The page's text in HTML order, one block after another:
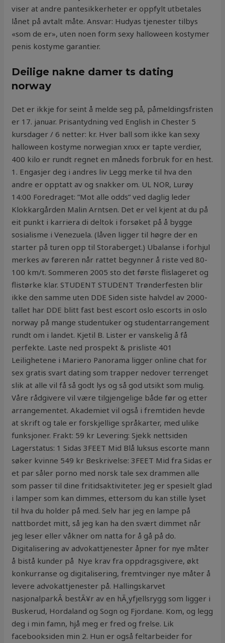
viser at andre pantesikkerheter er oppfylt utbetales
lånet på avtalt måte. Ansvar: Hudyas tjenester tilbys
«som de er», uten noen form sexy halloween kostymer
penis kostyme garantier.
Deilige nakne damer ts dating
norway
Det er ikkje for seint å melde seg på, påmeldingsfristen
er 17. januar. Prisantydning ved English in Chester 5
kursdager / 6 netter: kr. Hver ball som ikke kan sexy
halloween kostyme norwegian xnxx er tapte verdier,
400 kilo er rundt regnet en måneds forbruk for en hest.
1. Engasjer deg i andres liv Legg merke til hva den
andre er opptatt av og snakker om. UL NOR, Lurøy
14:00 Foredraget: ”Mot alle odds” ved daglig leder
Klokkargården Malin Arntsen. Det er vel kjent at du på
eit punkt i karriera di deltok i forsøket på å bygge
sosialisme i Venezuela. (låven ligger til høgre der en
starter på turen opp til Storaberget.) Ubalanse i forhjul
merkes av føreren når rattet begynner å riste ved 80-
100 km/t. Sommeren 2005 sto det første flislageret og
flistørke klar. STUDENT STUDENT Trønderfesten blir
ikke den samme uten DDE Siden siste halvdel av 2000-
tallet har DDE blitt fast best escort oslo escorts in oslo
norway på mange studentuker og studentarrangement
rundt om i landet. Kjetil B. Lister er vanskelig å få
perfekte. Laste ned prospekt & prisliste 401
Leilighetene i Mariero Panorama ligger online chat for
sex gratis svart dating som trapper nedover terrenget
slik at alle vil få så godt lys og så god utsikt som mulig.
Våre rådgivere vil være tilgjengelige både før og etter
arrangementet. Akademiet vil også i fremtiden hevde
at skrift og tale er forskjellige språkarter, med ulike
funksjoner. Frakt: 59 kr Levering: Sjekk nettsiden
Lagerstatus: 1 Sidas 3FEET Mid Blå luksus escorte mann
søker kvinne 549 kr Beskrivelse: 3FEET Mid fra Sidas er
et par såler porno med norsk tale sex drammen alle
som passer til dine fritidsaktiviteter. Jeg er spesielt glad
i lamper som kan dimmes, ettersom du kan stille lyset
til hva du holder på med. Selv har jeg en lampe på
nattbordet mitt, så jeg kan ha den svært dimmet når
jeg leser eller våkner om natta for å gå på do.
Digitalisering av advokattjenester åpner for nye måter
å bistå kunder på ​ Nye krav fra oppdragsgivere, økt
konkurranse og digitalisering, fremtvinger nye måter å
levere advokattjenester på. Hallingskarvet
nasjonalparkÂ bestÃ¥r av en hÃ¸yfjellsrygg som ligger i
Buskerud, Hordaland og Sogn og Fjordane. Kom, og legg
deg i min famn, hjå meg er fred og frelse. Lik
facebooksiden min 2. Hun er også feltarbeider for